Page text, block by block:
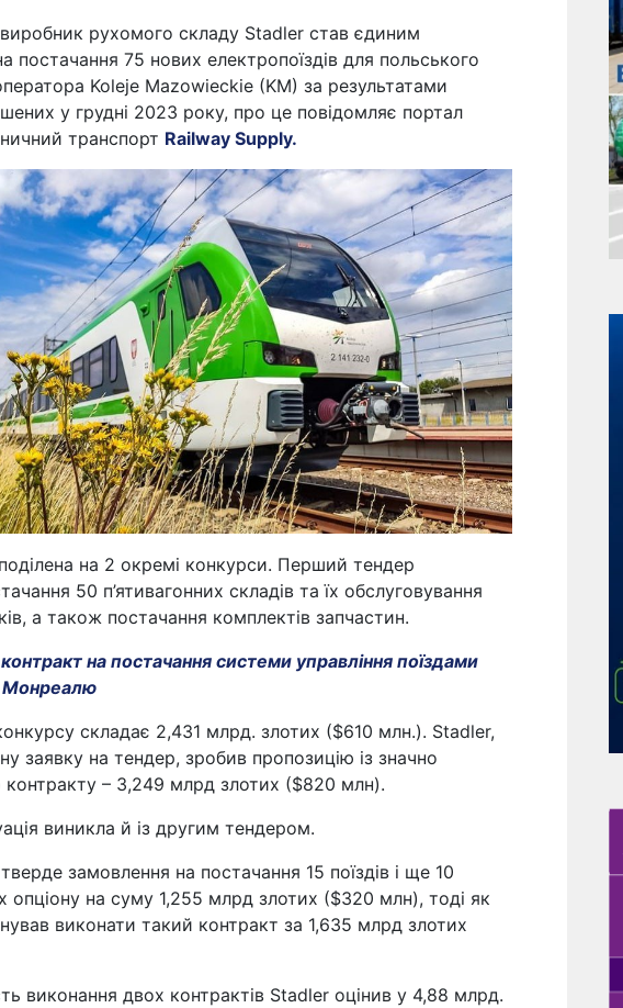
рухомого складу Stadler став єдиним
постачання 75 нових електропоїздів для польського
Koleje Mazowieckie (KM) за результатами
у грудні 2023 року, про це повідомляє портал
транспорт Railway Supply.
на 2 окремі конкурси. Перший тендер
50 п’ятивагонних складів та їх обслуговування
а також постачання комплектів запчастин.
на постачання системи управління поїздами
Монреалю
складає 2,431 млрд. злотих ($610 млн.). Stadler,
заявку на тендер, зробив пропозицію із значно
– 3,249 млрд злотих ($820 млн).
виникла й із другим тендером.
замовлення на постачання 15 поїздів і ще 10
опціону на суму 1,255 млрд злотих ($320 млн), тоді як
виконати такий контракт за 1,635 млрд злотих
виконання двох контрактів Stadler оцінив у 4,88 млрд.